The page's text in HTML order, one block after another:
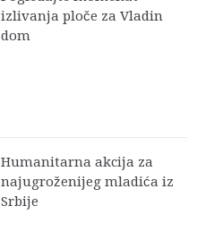
izlivanja ploče za Vladin
dom
Humanitarna akcija za
najugroženijeg mladića iz
Srbije